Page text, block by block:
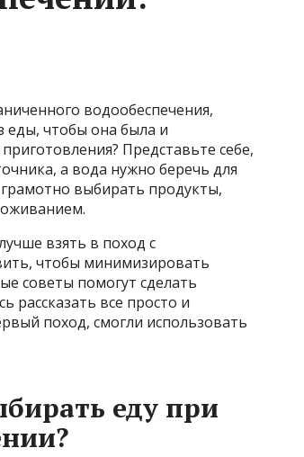
водообеспечения,
еды, чтобы она была и
Представьте себе,
а вода нужно беречь для
выбирать продукты,
взять в поход с
чтобы минимизировать
советы помогут сделать
рассказать все просто и
поход, смогли использовать
еду при